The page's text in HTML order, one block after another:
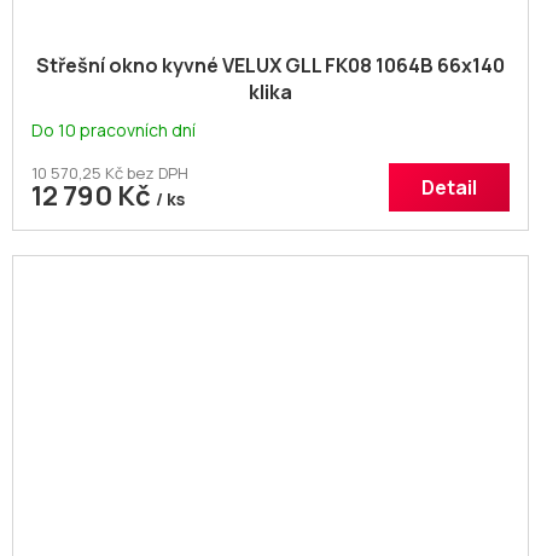
Střešní okno kyvné VELUX GLL FK08 1064B 66x140
klika
Do 10 pracovních dní
10 570,25 Kč bez DPH
12 790 Kč / ks Detail